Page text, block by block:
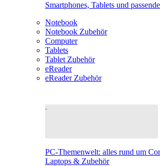
Smartphones, Tablets und
Notebook
Notebook Zubehör
Computer
Tablets
Tablet Zubehör
eReader
eReader Zubehör
PC-Themenwelt: alles rund um
Laptops & Zubehör